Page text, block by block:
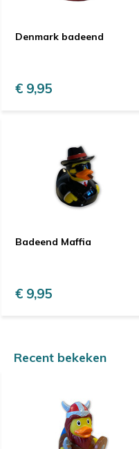
Denmark badeend
€ 9,95
Badeend Maffia
€ 9,95
Recent bekeken